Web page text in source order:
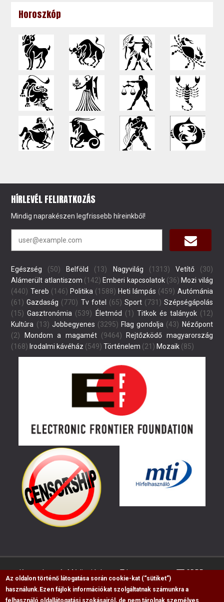
Horoszkóp
HÍRLEVÉL FELIRATKOZÁS
Mindig naprakészen legfrissebb híreinkből!
Egészség (50) Belföld (13) Nagyvilág (1313) Vetítő(30)
Alámerült atlantiszom (142) Emberi kapcsolatok(36) Mozi világ
(440) Tereb (146) Politika(1588) Heti lámpás (459) Autómánia
(61) Gazdaság (770) Tv fotel (65) Sport(731) Szépségápolás
(15) Gasztronómia (539) Életmód (1) Titkok és talányok(12)
Kultúra (13) Jobbegyenes (3295) Flag gondolja (43) Nézőpont
(2)
Mondom a magamét(9464)
Rejtőzködő magyarország
(168) Irodalmi kávéház (549) Történelem (21) Mozaik (85)
Kapcsolat Médiaajánlat Impresszum GDPR
Az oldalon történő látogatása során cookie-kat (“sütiket”)
használunk. Ezen fájlok információkat szolgáltatnak számunkra a
felhasználó oldallátogatási szokásairól, de nem tárolnak személyes